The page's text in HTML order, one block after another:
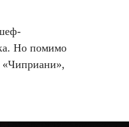
Но помимо
«Чиприани»,